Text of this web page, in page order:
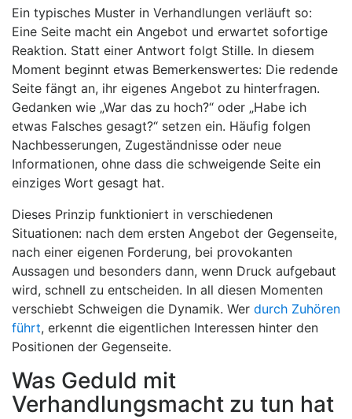
Ein typisches Muster in Verhandlungen verläuft so:
Eine Seite macht ein Angebot und erwartet sofortige
Reaktion. Statt einer Antwort folgt Stille. In diesem
Moment beginnt etwas Bemerkenswertes: Die redende
Seite fängt an, ihr eigenes Angebot zu hinterfragen.
Gedanken wie „War das zu hoch?“ oder „Habe ich
etwas Falsches gesagt?“ setzen ein. Häufig folgen
Nachbesserungen, Zugeständnisse oder neue
Informationen, ohne dass die schweigende Seite ein
einziges Wort gesagt hat.
Dieses Prinzip funktioniert in verschiedenen
Situationen: nach dem ersten Angebot der Gegenseite,
nach einer eigenen Forderung, bei provokanten
Aussagen und besonders dann, wenn Druck aufgebaut
wird, schnell zu entscheiden. In all diesen Momenten
verschiebt Schweigen die Dynamik. Wer durch Zuhören
führt, erkennt die eigentlichen Interessen hinter den
Positionen der Gegenseite.
Was Geduld mit
Verhandlungsmacht zu tun hat